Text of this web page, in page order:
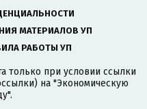
МАТЕРИАЛОВ УП
РАБОТЫ УП
только при условии ссылки
на "Экономическую